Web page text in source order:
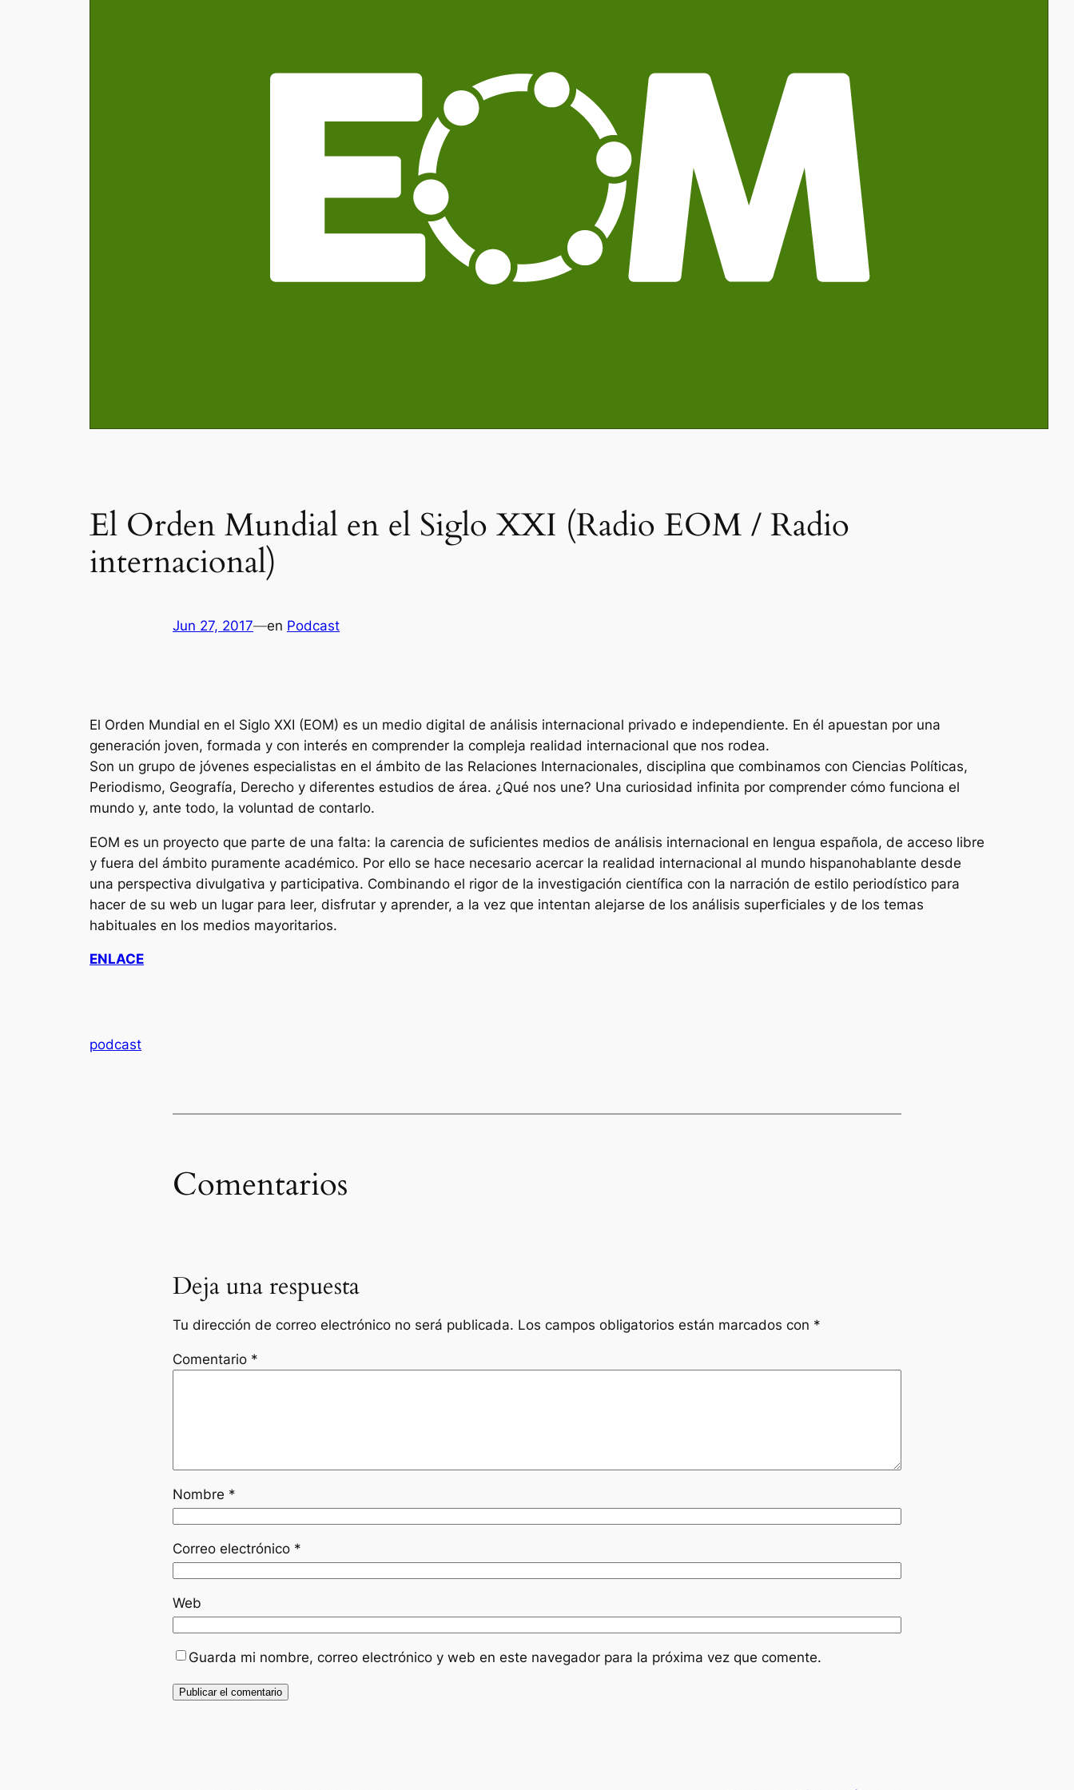
El Orden Mundial en el Siglo XXI (Radio EOM / Radio
internacional)
Jun 27, 2017—en Podcast
El Orden Mundial en el Siglo XXI (EOM) es un medio digital de análisis internacional privado e independiente. En él apuestan por una
generación joven, formada y con interés en comprender la compleja realidad internacional que nos rodea.
Son un grupo de jóvenes especialistas en el ámbito de las Relaciones Internacionales, disciplina que combinamos con Ciencias Políticas,
Periodismo, Geografía, Derecho y diferentes estudios de área. ¿Qué nos une? Una curiosidad infinita por comprender cómo funciona el
mundo y, ante todo, la voluntad de contarlo.
EOM es un proyecto que parte de una falta: la carencia de suficientes medios de análisis internacional en lengua española, de acceso libre
y fuera del ámbito puramente académico. Por ello se hace necesario acercar la realidad internacional al mundo hispanohablante desde
una perspectiva divulgativa y participativa. Combinando el rigor de la investigación científica con la narración de estilo periodístico para
hacer de su web un lugar para leer, disfrutar y aprender, a la vez que intentan alejarse de los análisis superficiales y de los temas
habituales en los medios mayoritarios.
ENLACE
podcast
Comentarios
Deja una respuesta
Tu dirección de correo electrónico no será publicada. Los campos obligatorios están marcados con *
Comentario *
Nombre *
Correo electrónico *
Web
Guarda mi nombre, correo electrónico y web en este navegador para la próxima vez que comente.